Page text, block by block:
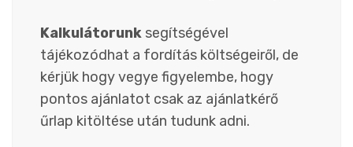
Kalkulátorunk segítségével
tájékozódhat a fordítás költségeiről, de
kérjük hogy vegye figyelembe, hogy
pontos ajánlatot csak az ajánlatkérő
űrlap kitöltése után tudunk adni.